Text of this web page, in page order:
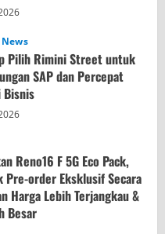
News
Pilih Rimini Street untuk
SAP dan Percepat
Bisnis
Reno16 F 5G Eco Pack,
Pre-order Eksklusif Secara
Harga Lebih Terjangkau &
Besar